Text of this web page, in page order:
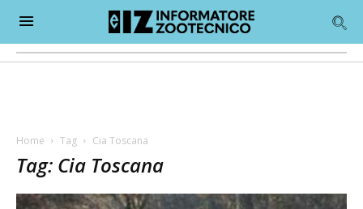
Home Tag Cia Toscana
Tag: Cia Toscana